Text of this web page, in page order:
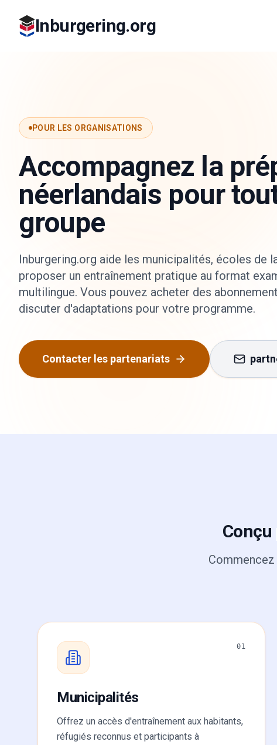
Inburgering.org
POUR LES ORGANISATIONS
Accompagnez la
néerlandais pour
groupe
Inburgering.org aide les municipalités, écoles de
proposer un entraînement pratique au format
multilingue. Vous pouvez acheter des
discuter d'adaptations pour votre programme.
Contacter les partenariats
01
Municipalités
Offrez un accès d'entraînement aux habitants,
réfugiés reconnus et participants à